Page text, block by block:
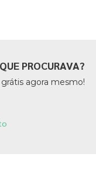
PROCURAVA?
agora mesmo!